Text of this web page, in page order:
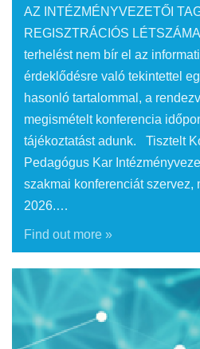
AZ INTÉZMÉNYVEZETŐI
REGISZTRÁCIÓS
terhelést nem bír el az
érdeklődésre való tekintettel
hasonló tartalommal, a
megismételt konferencia
tájékoztatást adunk. Tisztelt
Pedagógus Kar
szakmai konferenciát szervez,
2026.…
Find out more »